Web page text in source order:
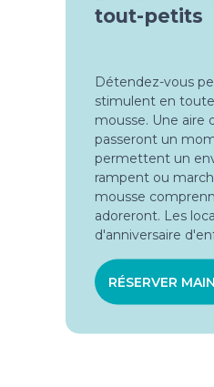
tout-petits
Détendez-vous
stimulent en
mousse. Une aire
passeront un
permettent un
rampent ou
mousse
adoreront. Les
d'anniversaire
RÉSERVER